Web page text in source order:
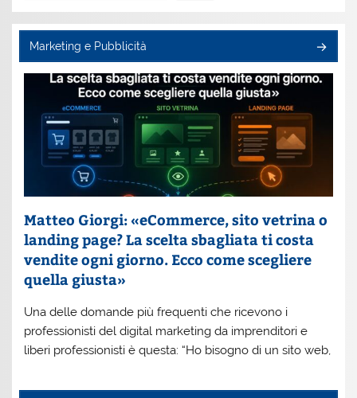
Marketing e Pubblicità
Matteo Giorgi: «eCommerce, sito vetrina o
landing page? La scelta sbagliata ti costa
vendite ogni giorno. Ecco come scegliere
quella giusta»
Una delle domande più frequenti che ricevono i
professionisti del digital marketing da imprenditori e
liberi professionisti è questa: “Ho bisogno di un sito web,